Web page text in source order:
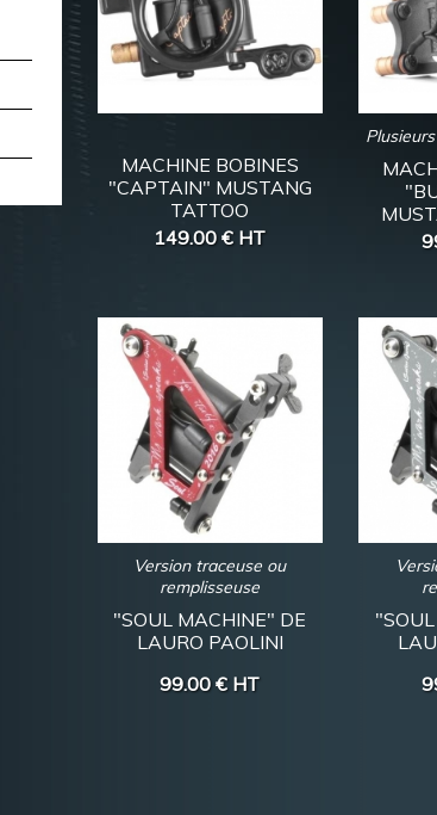
MACHINE BOBINES
"CAPTAIN" MUSTANG
TATTOO
149.00 € HT
Version traceuse ou
remplisseuse
"SOUL MACHINE" DE
LAURO PAOLINI
99.00 € HT